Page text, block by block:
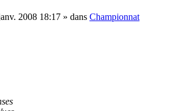
2008 18:17 » dans Championnat